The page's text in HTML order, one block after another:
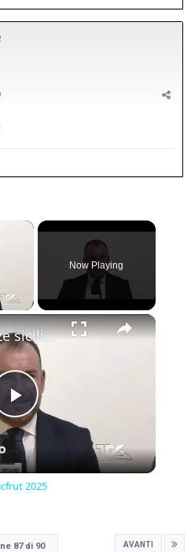
×
Now Playing
×
Play
Video
Le eccellenze siciliane al Macfrut 2025
2025
AVANTI
87 di 90